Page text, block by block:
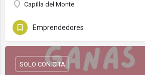
Capilla del Monte
Emprendedores
SOLO CON CITA